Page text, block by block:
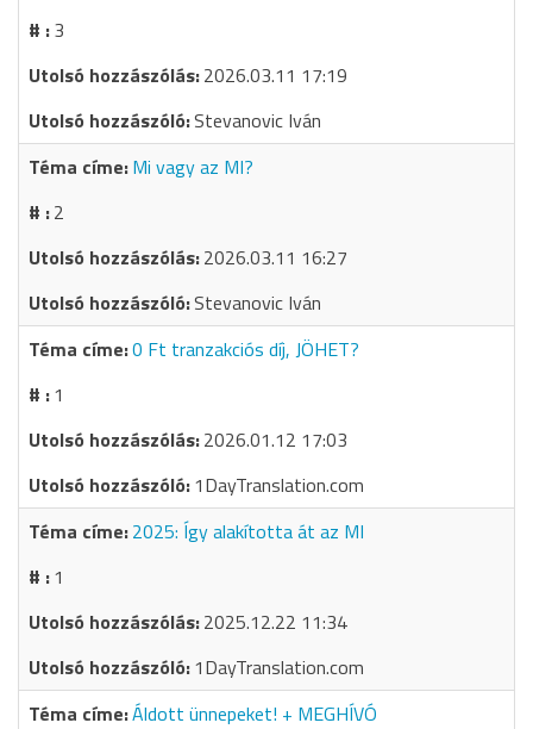
3
2026.03.11 17:19
Stevanovic Iván
Mi vagy az MI?
2
2026.03.11 16:27
Stevanovic Iván
0 Ft tranzakciós díj, JÖHET?
1
2026.01.12 17:03
1DayTranslation.com
2025: Így alakította át az MI
1
2025.12.22 11:34
1DayTranslation.com
Áldott ünnepeket! + MEGHÍVÓ